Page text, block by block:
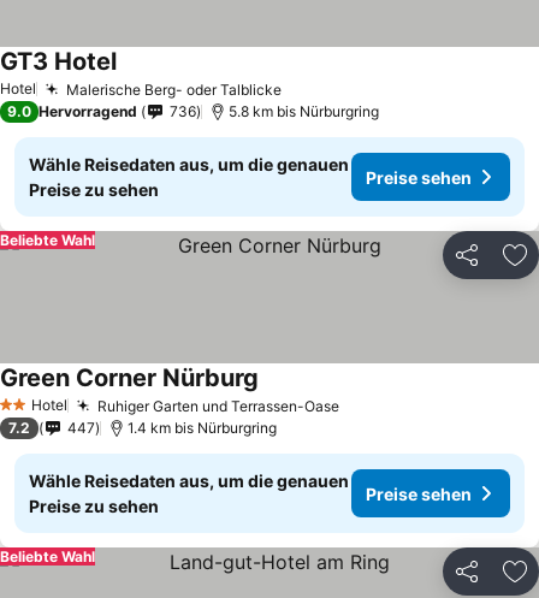
Hotel Malerische Berg- oder Talblicke
GT3 Hotel
9.0 Hervorragend 736 5.8 km bis Nürburgring
Wähle Reisedaten aus, um die genauen
Preise zu sehen
Preise sehen
Teilen
Beliebte Wahl
2 Sterne
Hotel Ruhiger Garten und Terrassen-Oase
Green Corner Nürburg
7.2 447 1.4 km bis Nürburgring
Wähle Reisedaten aus, um die genauen
Preise zu sehen
Preise sehen
Teilen
Beliebte Wahl